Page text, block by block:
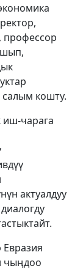
профессор
салым кошту.
иш-чарага
актуалдуу
чыңдоо